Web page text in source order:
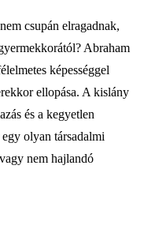
csupán elragadnak,
Abraham
képességgel
ellopása. A kislány
és a kegyetlen
olyan társadalmi
nem hajlandó